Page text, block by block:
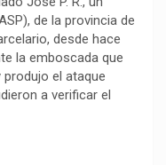
de la provincia de
desde hace
la emboscada que
el ataque
a verificar el